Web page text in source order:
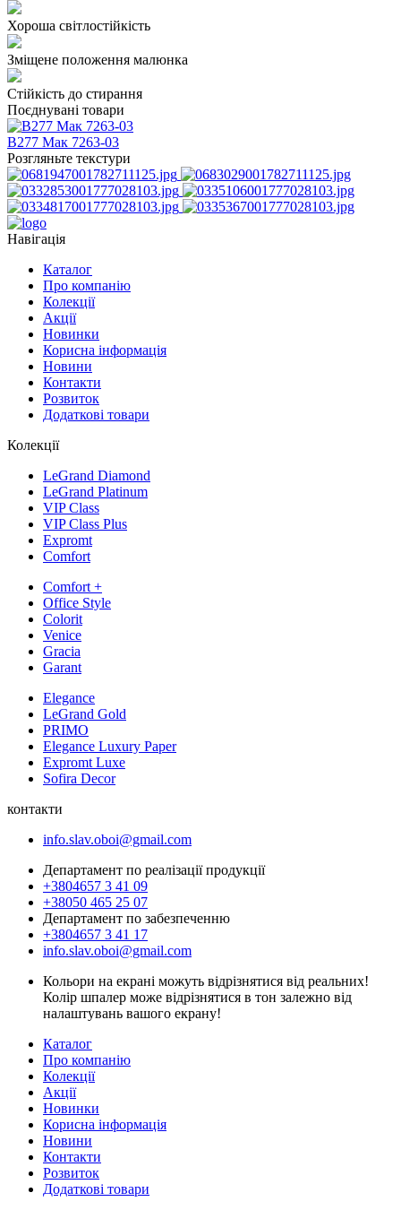
Хороша світлостійкість
Зміщене положення малюнка
Стійкість до стирання
Поєднувані товари
В277 Мак 7263-03
Розгляньте текстури
Навігація
Каталог
Про компанію
Колекції
Акції
Новинки
Корисна інформація
Новини
Контакти
Розвиток
Додаткові товари
Колекції
LeGrand Diamond
LeGrand Platinum
VIP Class
VIP Class Plus
Expromt
Comfort
Comfort +
Office Style
Colorit
Venice
Gracia
Garant
Elegance
LeGrand Gold
PRIMO
Elegance Luxury Paper
Expromt Luxe
Sofira Decor
контакти
info.slav.oboi@gmail.com
Департамент по реалізації продукції
+3804657 3 41 09
+38050 465 25 07
Департамент по забезпеченню
+3804657 3 41 17
info.slav.oboi@gmail.com
Кольори на екрані можуть відрізнятися від реальних!
Колір шпалер може відрізнятися в тон залежно від
налаштувань вашого екрану!
Каталог
Про компанію
Колекції
Акції
Новинки
Корисна інформація
Новини
Контакти
Розвиток
Додаткові товари